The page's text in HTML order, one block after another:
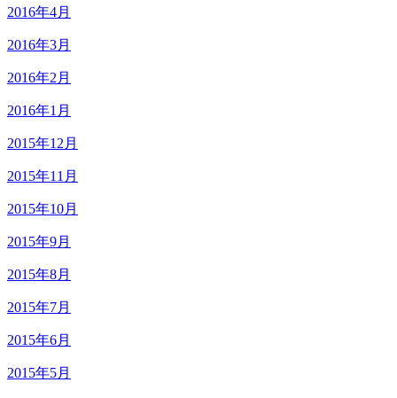
2016年4月
2016年3月
2016年2月
2016年1月
2015年12月
2015年11月
2015年10月
2015年9月
2015年8月
2015年7月
2015年6月
2015年5月